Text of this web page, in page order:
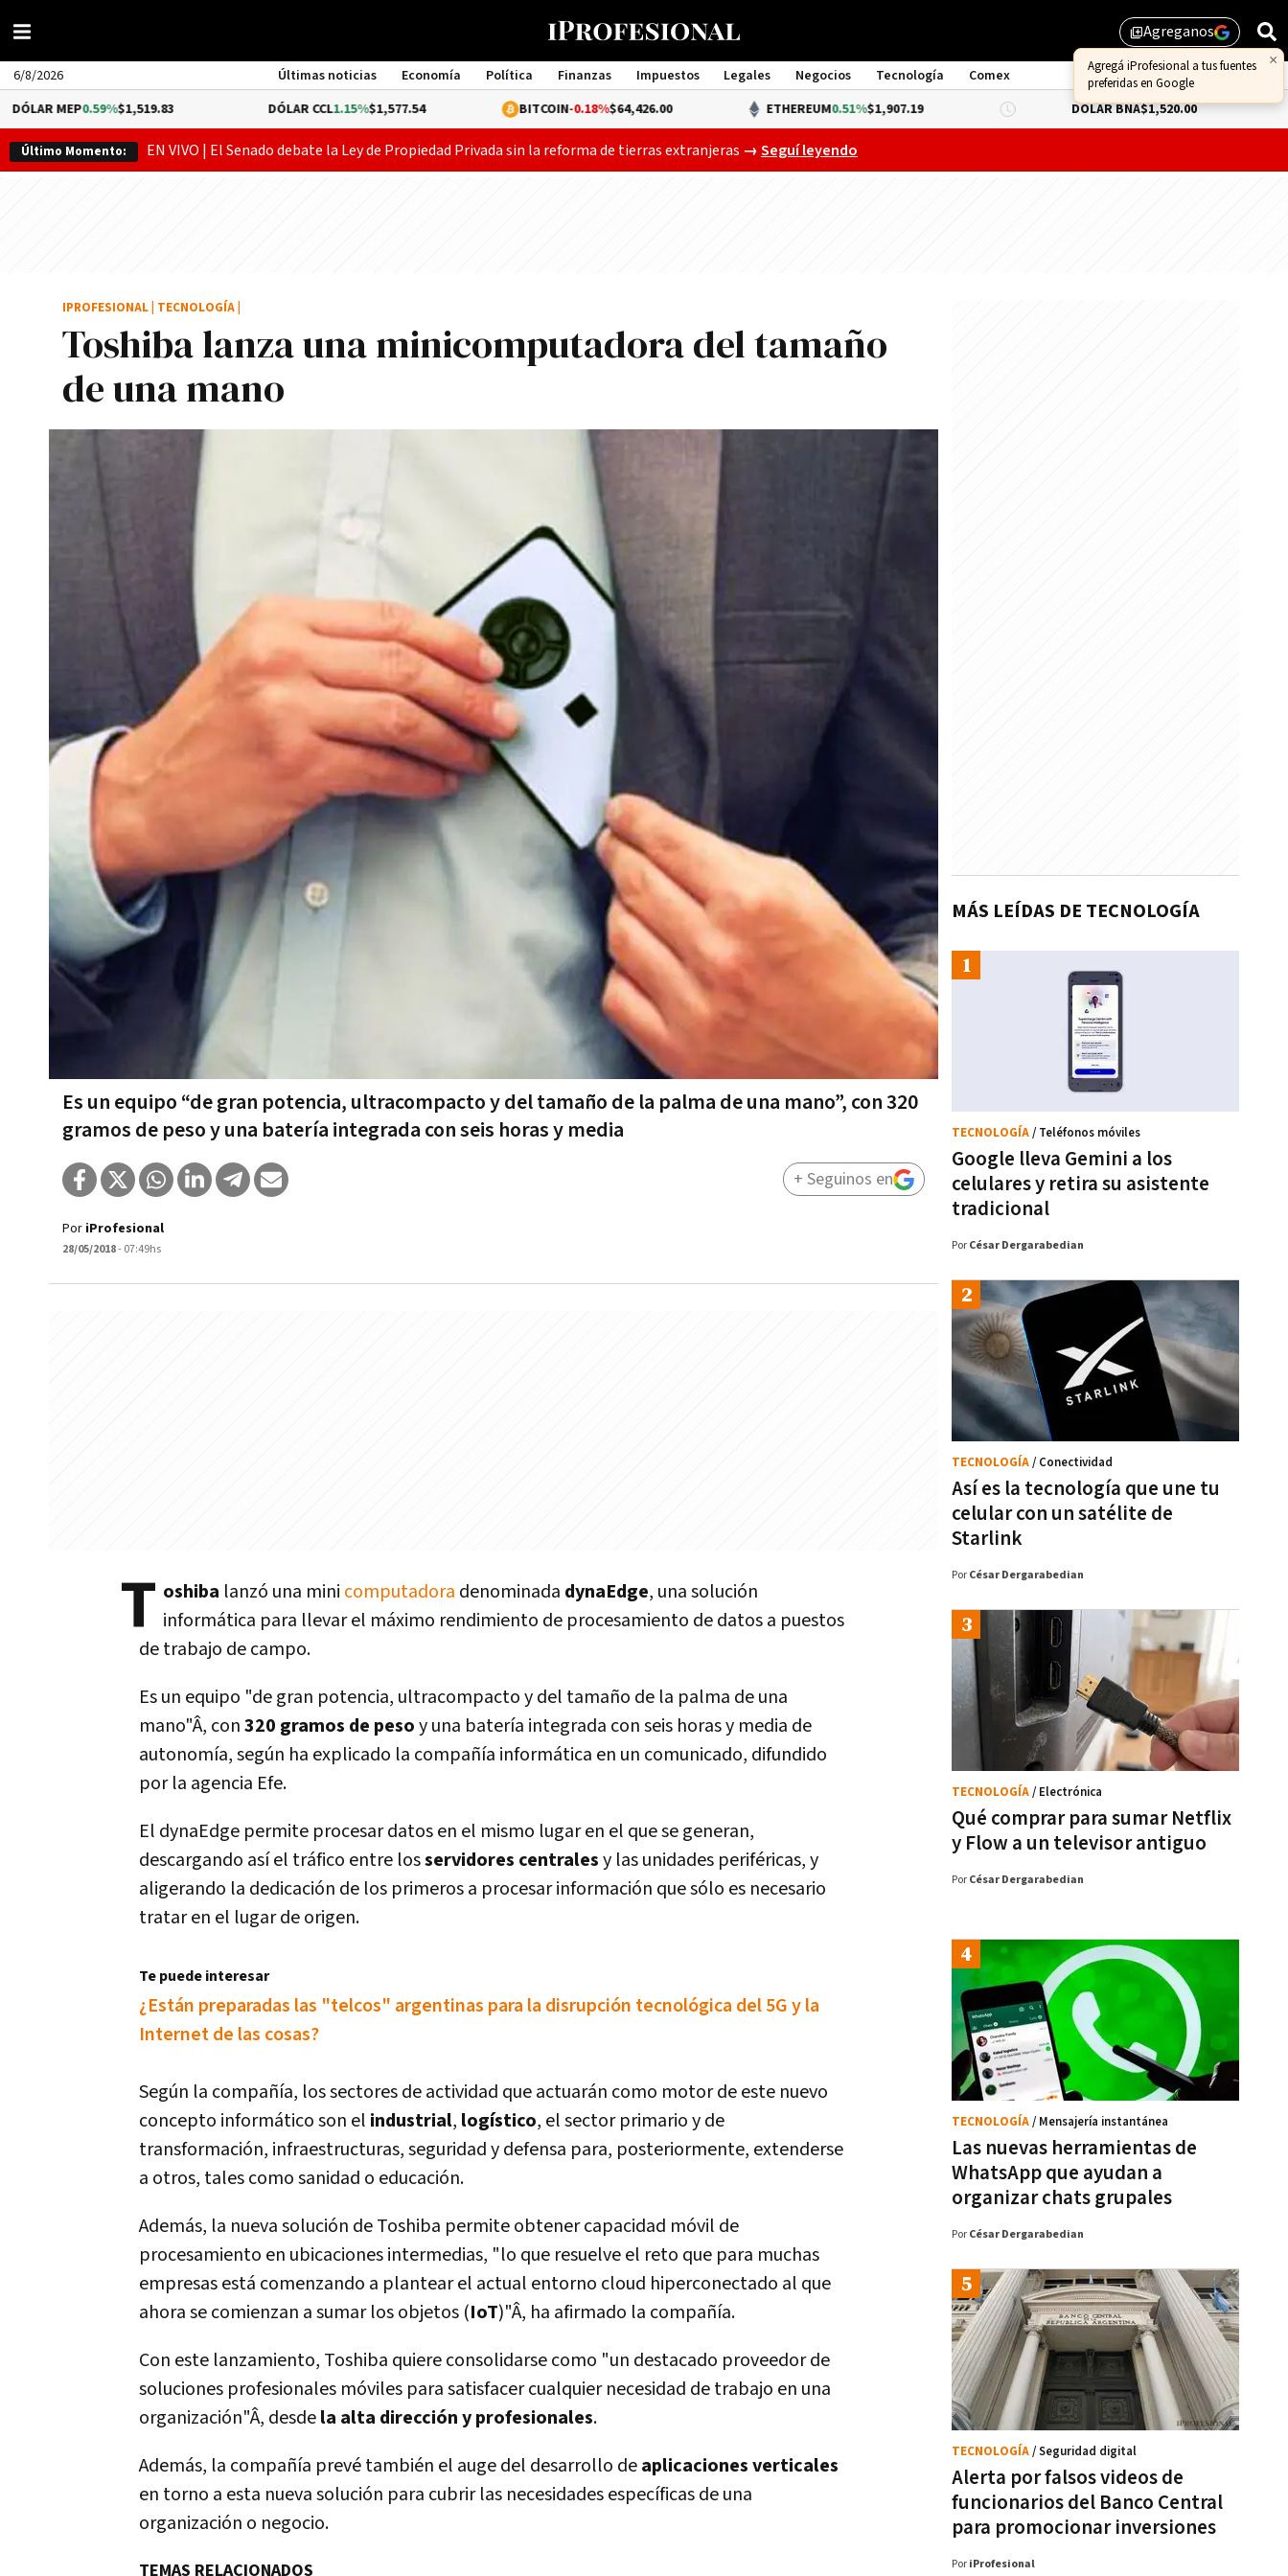
library_addAgreganos
×
Agregá iProfesional a tus fuentes
preferidas en Google
6/8/2026 Últimas noticias Economía Política Finanzas Impuestos Legales Negocios Tecnología
Comex
Management
0.59%$1,519.83 DÓLAR CCL1.15%$1,577.54 BITCOIN-0.18%$64,426.00 ETHEREUM0.51%$1,907.19 DÓLAR BNA$1,520.00 DÓLAR
Último Momento: EN VIVO | El Senado debate la Ley de Propiedad Privada sin la reforma de tierras extranjeras Gobierno busca aprobar lo que queda de "propiedad privada" y evitar un
→Seguí leyendo
Toshiba lanza una minicomputadora del tamaño
de una mano
Es un equipo “de gran potencia, ultracompacto y del tamaño de la palma de una mano”, con 320
gramos de peso y una batería integrada con seis horas y media
IPROFESIONAL TECNOLOGÍA
Por iProfesional
28/05/2018- 07:49hs
+ Seguinos en
T oshiba lanzó una mini computadora denominada dynaEdge, una solución
informática para llevar el máximo rendimiento de procesamiento de datos a puestos
de trabajo de campo.
Es un equipo "de gran potencia, ultracompacto y del tamaño de la palma de una
mano"Â, con320 gramos de pesoy una baterí­a integrada con seis horas y media de
autonomí­a, según ha explicado la compañí­a informática en un comunicado, difundido
por la agencia Efe.
El dynaEdge permite procesar datos en el mismo lugar en el que se generan,
descargando así­ el tráfico entre losservidores centralesy las unidades periféricas, y
aligerando la dedicación de los primeros a procesar información que sólo es necesario
tratar en el lugar de origen.
Te puede interesar
¿Están preparadas las "telcos" argentinas para la disrupción tecnológica del 5G y la
Internet de las cosas?
Según la compañí­a, los sectores de actividad que actuarán como motor de este nuevo
concepto informático son el industrial, logí­stico, el sector primario y de
transformación, infraestructuras, seguridad y defensa para, posteriormente, extenderse
a otros, tales como sanidad o educación.
Además, la nueva solución de Toshiba permite obtener capacidad móvil de
procesamiento en ubicaciones intermedias, "lo que resuelve el reto que para muchas
empresas está comenzando a plantear el actual entorno cloud hiperconectado al que
ahora se comienzan a sumar los objetos (IoT)"Â, ha afirmado la compañí­a.
Con este lanzamiento, Toshiba quiere consolidarse como "un destacado proveedor de
soluciones profesionales móviles para satisfacer cualquier necesidad de trabajo en una
organización"Â, desdela alta dirección y profesionales.
Además, la compañí­a prevé también el auge del desarrollo deaplicaciones verticales
en torno a esta nueva solución para cubrir las necesidades especí­ficas de una
organización o negocio.
TEMAS RELACIONADOS
MÁS LEÍDAS DE TECNOLOGÍA
Google lleva Gemini a los
celulares y retira su asistente
tradicional
TECNOLOGÍA/ Teléfonos móviles
Por César Dergarabedian
Así es la tecnología que une tu
celular con un satélite de
Starlink
TECNOLOGÍA/ Conectividad
Por César Dergarabedian
Qué comprar para sumar Netflix
y Flow a un televisor antiguo
TECNOLOGÍA/ Electrónica
Por César Dergarabedian
Las nuevas herramientas de
WhatsApp que ayudan a
organizar chats grupales
TECNOLOGÍA/ Mensajería instantánea
Por César Dergarabedian
Alerta por falsos videos de
funcionarios del Banco Central
para promocionar inversiones
TECNOLOGÍA/ Seguridad digital
Por iProfesional